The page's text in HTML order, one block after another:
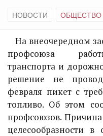
НОВОСТИ ОБЩЕСТВО
На внеочередном
профсоюза
транспорта и
решение не
февраля пикет с
топливо. Об этом
профсоюзов.
целесообразности